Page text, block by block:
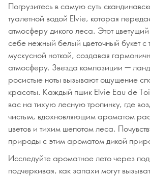
Погрузитесь в самую суть
туалетной водой Elvie, которая
атмосферу дикого леса. Этот
себе нежный белый цветочный букет с
мускусной ноткой, создавая
атмосферу. Звезда композиции —
росистые ноты вызывают ощущение
красоты. Каждый пшик Elvie Eau de
вас на тихую лесную тропинку, где
чистым, вдохновляющим ароматом
цветов и тихим шепотом леса.
природы с этим ароматом дикой
Исследуйте ароматное лето через
подчеркивая, как запахи могут